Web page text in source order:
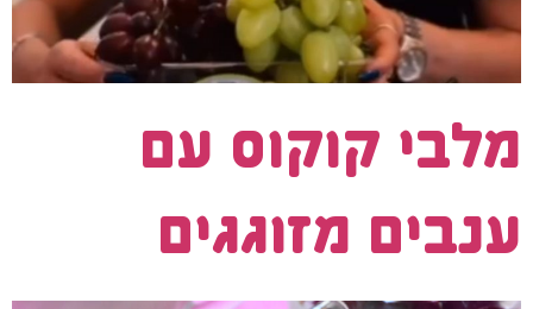
מלבי קוקוס עם
ענבים מזוגגים